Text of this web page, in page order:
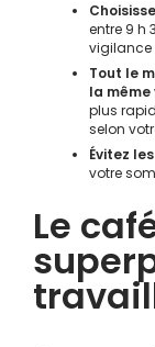
entre 9 h
vigilance
Tout le
la même
plus
selon
Évitez
votre
Le